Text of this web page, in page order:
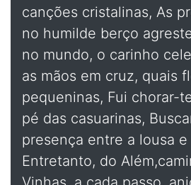
canções cristalinas, As
no humilde berço
no mundo, o carinho
as mãos em cruz, quais
pequeninas, Fui chorar-
pé das casuarinas,
presença entre a lousa
Entretanto, do